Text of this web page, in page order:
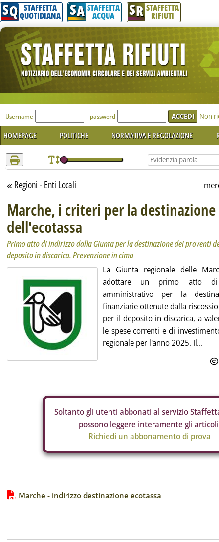
Attenzione! Esegui l'accesso per lèggere interamente la notizia.
SQ STAFFETTA
QUOTIDIANA SA STAFFETTA
ACQUA SR STAFFETTA
RIFIUTI
'Modulo Login per accedere'
Username password Non
HOMEPAGE POLITICHE NORMATIVA E REGOLAZIONE
Torna alla sezione
Regioni - Enti Locali
Marche, i criteri per la destinazione
dell'ecotassa
Primo atto di indirizzo dalla Giunta per la destinazione dei proventi
deposito in discarica. Prevenzione in cima
La Giunta regionale delle
adottare un primo atto di
amministrativo per la
finanziarie ottenute dalla
per il deposito in discarica, a
le spese correnti e di
regionale per l'anno 2025. Il...
Soltanto gli utenti abbonati al servizio
possono leggere interamente gli
Richiedi un abbonamento di prova
Lista allegati PDF alla notizia
Marche - indirizzo destinazione ecotassa